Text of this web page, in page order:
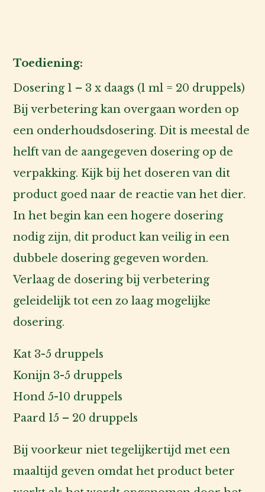
Toediening:
Dosering 1 – 3 x daags (1 ml = 20 druppels)
Bij verbetering kan overgaan worden op
een onderhoudsdosering. Dit is meestal de
helft van de aangegeven dosering op de
verpakking. Kijk bij het doseren van dit
product goed naar de reactie van het dier.
In het begin kan een hogere dosering
nodig zijn, dit product kan veilig in een
dubbele dosering gegeven worden.
Verlaag de dosering bij verbetering
geleidelijk tot een zo laag mogelijke
dosering.
Kat 3-5 druppels
Konijn 3-5 druppels
Hond 5-10 druppels
Paard 15 – 20 druppels
Bij voorkeur niet tegelijkertijd met een
maaltijd geven omdat het product beter